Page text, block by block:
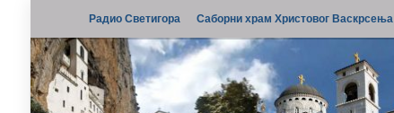
Радио Светигора Саборни храм Христовог Васкрсења